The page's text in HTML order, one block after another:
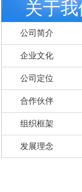
关于我
公司简介
企业文化
公司定位
合作伙伴
组织框架
发展理念